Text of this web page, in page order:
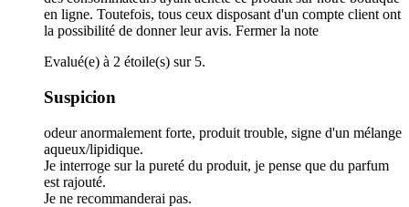
en ligne. Toutefois, tous ceux disposant d'un compte client ont
la possibilité de donner leur avis. Fermer la note
Evalué(e) à 2 étoile(s) sur 5.
Suspicion
odeur anormalement forte, produit trouble, signe d'un mélange
aqueux/lipidique.
Je interroge sur la pureté du produit, je pense que du parfum
est rajouté.
Je ne recommanderai pas.